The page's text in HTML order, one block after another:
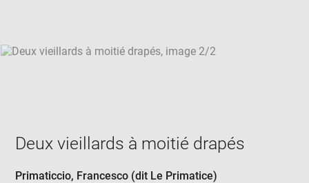
Deux vieillards à moitié drapés
Primaticcio, Francesco (dit Le Primatice)